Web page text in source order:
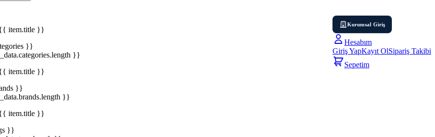
item.title }}
}}
}}
item.title }}
}}
}}
item.title }}
}}
Kurumsal Giriş
Hesabım
Giriş YapKayıt OlSipariş Takibi
Sepetim